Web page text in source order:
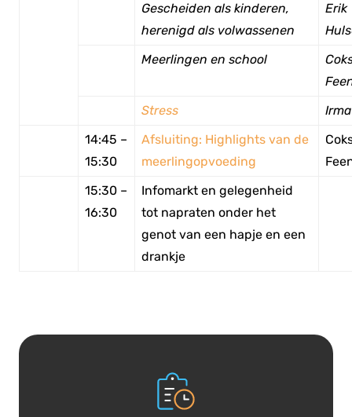
Gescheiden als kinderen,
herenigd als volwassenen
Erik
Meerlingen en school
Stress
14:45 –
15:30
Afsluiting: Highlights van de
meerlingopvoeding
15:30 –
16:30
Infomarkt en gelegenheid
tot napraten onder het
genot van een hapje en een
drankje